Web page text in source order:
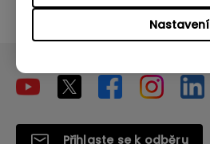
Nastavení
Přihlaste se k odběru